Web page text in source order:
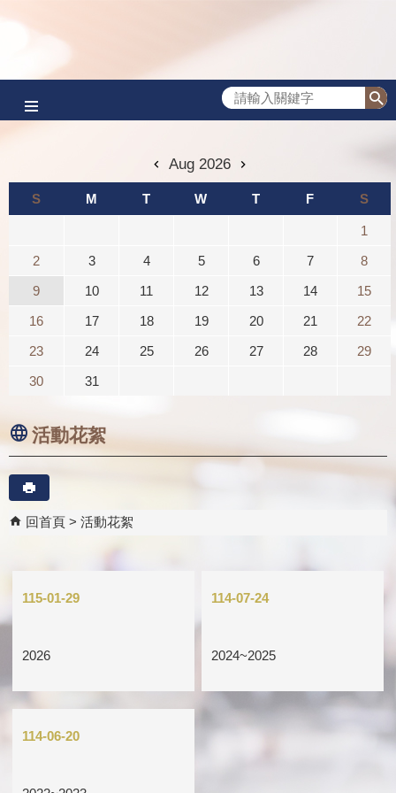
Aug 2026
S M T W T F S
1
2
3 4 5 6 7
8
9
10 11 12 13 14
15
16
17 18 19 20 21
22
23
24 25 26 27 28
29
30
31
活動花絮
回首頁 活動花絮
115-01-29
2026
114-07-24
2024~2025
114-06-20